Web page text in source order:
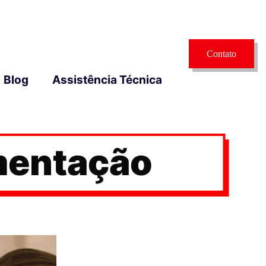
Blog Assistência Técnica
Contato